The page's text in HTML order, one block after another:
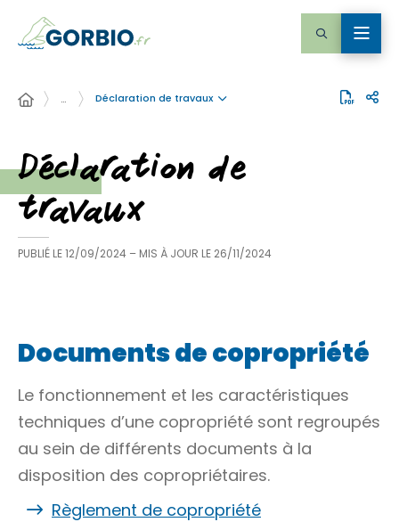
… Déclaration de travaux
Déclaration de
travaux
PUBLIÉ LE12/09/2024 – MIS À JOUR LE 26/11/2024
Documents de copropriété
Le fonctionnement et les caractéristiques
techniques d’une copropriété sont regroupés
au sein de différents documents à la
disposition des copropriétaires.
Règlement de copropriété